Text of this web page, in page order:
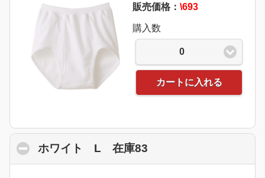
販売価格： \693
購入数
0
カートに入れる
ホワイト L 在庫83